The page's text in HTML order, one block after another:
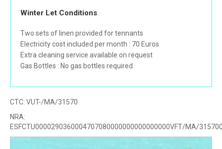
Winter Let Conditions
Two sets of linen provided for tennants
Electricity cost included per month : 70 Euros
Extra cleaning service available on request
Gas Bottles : No gas bottles required
CTC: VUT-/MA/31570
NRA:
ESFCTU0000290360004707080000000000000000VFT/MA/